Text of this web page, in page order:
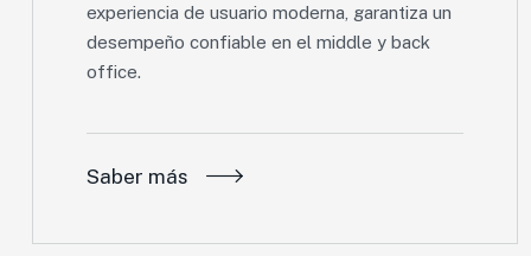
experiencia de usuario moderna, garantiza un
desempeño confiable en el middle y back
office.
Saber más